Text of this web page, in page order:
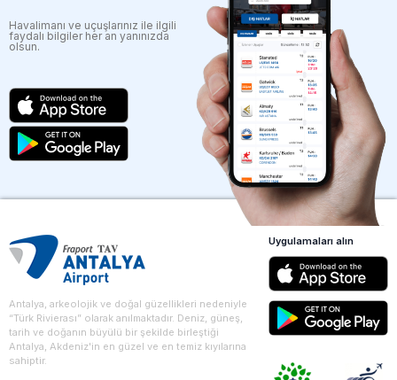
Havalimanı ve uçuşlarınız ile ilgili
faydalı bilgiler her an yanınızda
olsun.
Antalya, arkeolojik ve doğal güzellikleri nedeniyle
“Türk Rivierası” olarak anılmaktadır. Deniz, güneş,
tarih ve doğanın büyülü bir şekilde birleştiği
Antalya, Akdeniz'in en güzel ve en temiz kıyılarına
sahiptir.
Uygulamaları alın